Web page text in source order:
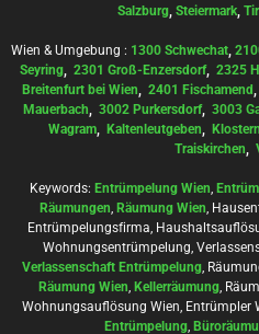
Salzburg, Steiermark,
Wien & Umgebung : 1300 Schwechat,
Seyring, 2301 Groß-Enzersdorf, 2325
Breitenfurt bei Wien, 2401 Fischamend,
Mauerbach, 3002 Purkersdorf, 3003
Wagram, Kaltenleutgeben,
Traiskirchen,
Keywords: Entrümpelung Wien,
Räumungen, Räumung Wien,
Entrümpelungsfirma,
Wohnungsentrümpelung,
Verlassenschaft Entrümpelung,
Räumung Wien, Kellerräumung,
Wohnungsauflösung Wien, Entrümpler
Entrümpelung,